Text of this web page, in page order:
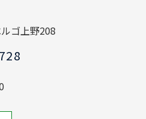
ゴ上野208